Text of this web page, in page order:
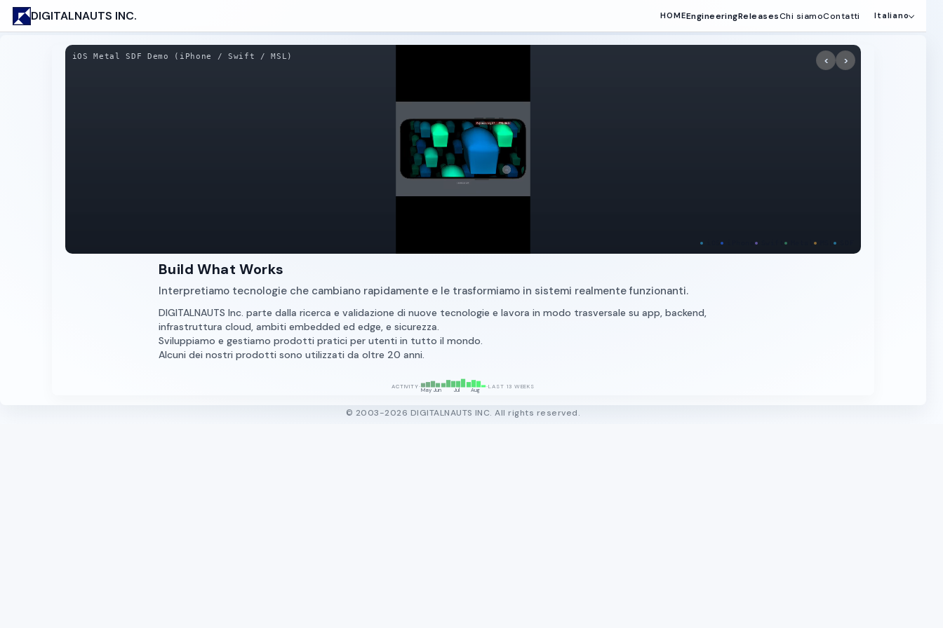
DIGITALNAUTS INC. HOMEEngineeringReleasesChi siamoContatti Italiano
iOS Metal SDF Demo (iPhone / Swift / MSL)
MSL
< >
Build What Works
Interpretiamo tecnologie che cambiano rapidamente e le trasformiamo in sistemi realmente funzionanti.
DIGITALNAUTS Inc. parte dalla ricerca e validazione di nuove tecnologie e lavora in modo trasversale su app, backend,
infrastruttura cloud, ambiti embedded ed edge, e sicurezza.
Sviluppiamo e gestiamo prodotti pratici per utenti in tutto il mondo.
Alcuni dei nostri prodotti sono utilizzati da oltre 20 anni.
ACTIVITY·▄▅▆▄▄▇▆▆ ▅▇▆
May Jun Jul Aug ·LAST 13 WEEKS
© 2003-2026 DIGITALNAUTS INC. All rights reserved.